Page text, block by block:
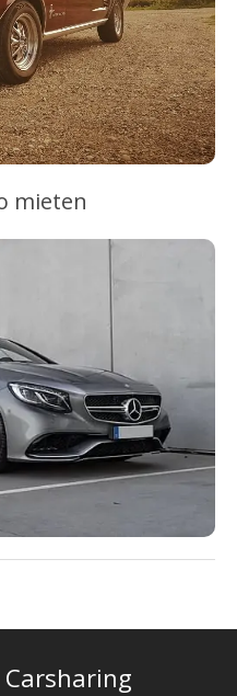
mieten
Carsharing